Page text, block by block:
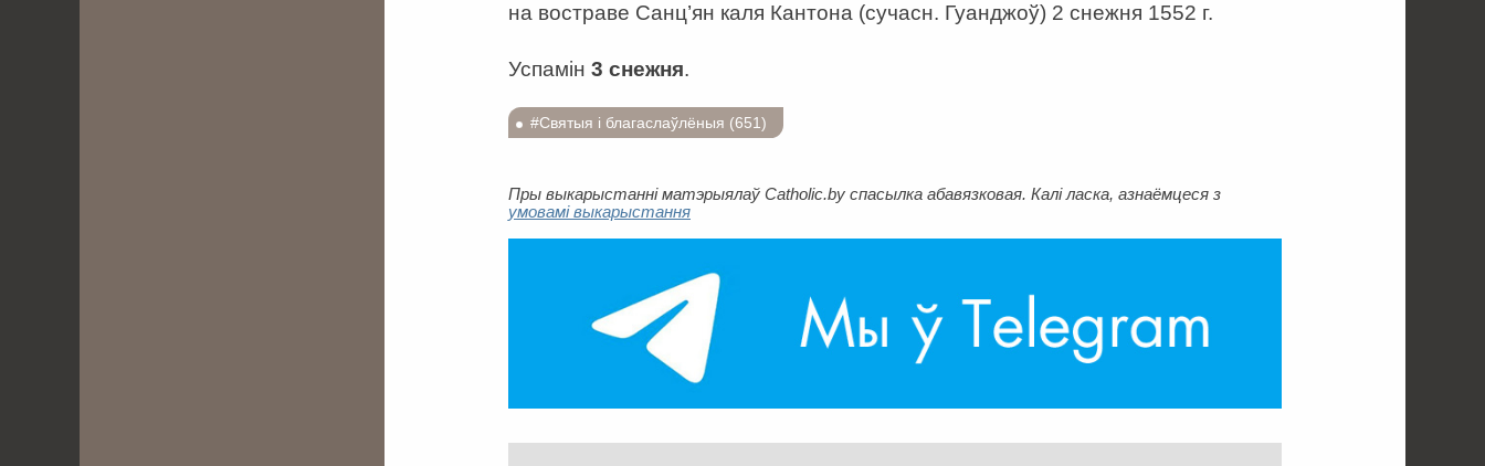
на востраве Санц’ян каля Кантона (сучасн. Гуанджоў) 2 снежня 1552 г.
Успамін 3 снежня.
#Святыя і благаслаўлёныя (651)
Пры выкарыстанні матэрыялаў Catholic.by спасылка абавязковая. Калі ласка, азнаёмцеся з
умовамі выкарыстання